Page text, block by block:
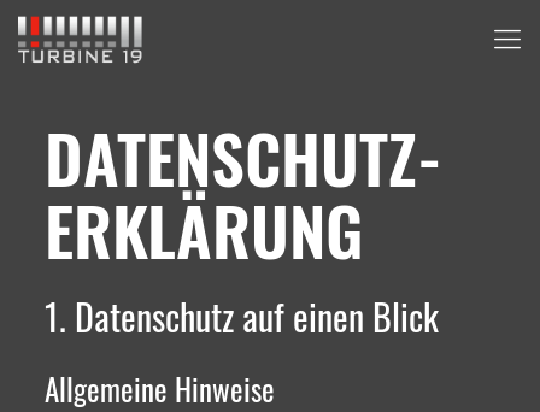
DATENSCHUTZ­
ERKLÄRUNG
1. Datenschutz auf einen Blick
Allgemeine Hinweise